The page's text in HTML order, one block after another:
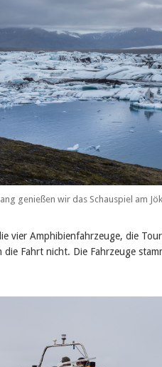
genießen wir das Schauspiel am
vier Amphibienfahrzeuge, die
Fahrt nicht. Die Fahrzeuge